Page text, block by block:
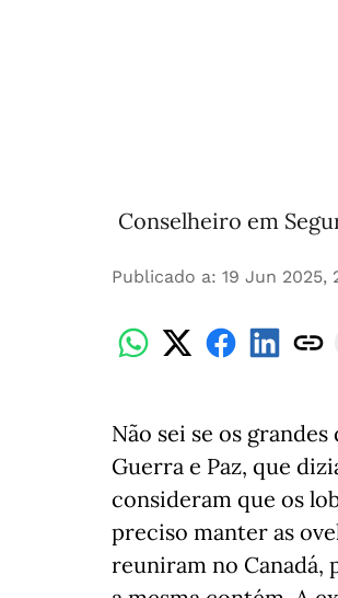
Conselheiro em
Publicado a: 19 Jun 2025,
Não sei se os
Guerra e Paz, que
consideram que os
preciso manter as
reuniram no Canadá,